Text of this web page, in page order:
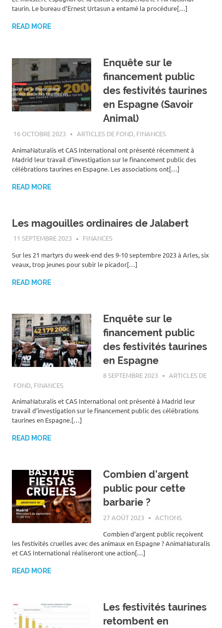
taurin. Le bureau d’Ernest Urtasun a entamé la procédure[…]
READ MORE
Enquête sur le
financement public
des festivités taurines
en Espagne (Savoir
Animal)
16 OCTOBRE 2023 ROGER LAHANA
ARTICLES DE FOND, FINANCES
AnimaNaturalis et CAS International ont présenté récemment à
Madrid leur travail d’investigation sur le financement public des
célébrations taurines en Espagne. Les associations ont[…]
READ MORE
Les magouilles ordinaires de Jalabert
11 SEPTEMBRE 2023 ROGER LAHANA
FINANCES
Sur les 21 martyrs du week-end des 9-10 septembre 2023 à Arles, six
veaux, trop jeunes pour subir le picador[…]
READ MORE
Enquête sur le
financement public
des festivités taurines
en Espagne
8 SEPTEMBRE 2023 ROGER LAHANA
ARTICLES DE
FOND, FINANCES
AnimaNaturalis et CAS International ont présenté à Madrid leur
travail d’investigation sur le financement public des célébrations
taurines en Espagne.[…]
READ MORE
Combien d’argent
public pour cette
barbarie ?
27 AOÛT 2023 ROGER LAHANA
ACTIONS
Combien d’argent public reçoivent
les festivités cruelles avec des animaux en Espagne ? AnimaNaturalis
et CAS International réaliseront une action[…]
READ MORE
Les festivités taurines
retombent en